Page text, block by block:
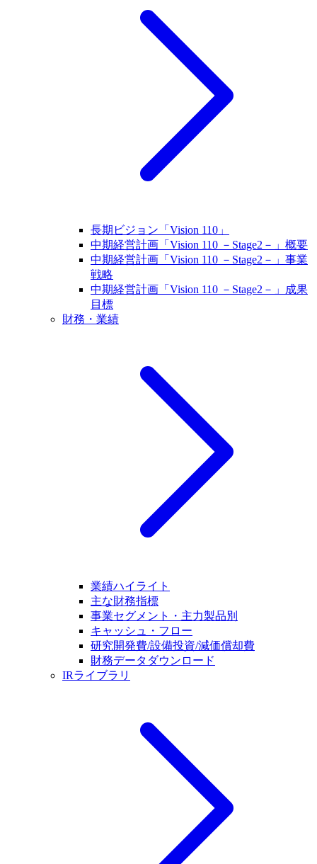
長期ビジョン「Vision 110」
中期経営計画「Vision 110 －Stage2－」概要
中期経営計画「Vision 110 －Stage2－」事業
戦略
中期経営計画「Vision 110 －Stage2－」成果
目標
財務・業績
業績ハイライト
主な財務指標
事業セグメント・主力製品別
キャッシュ・フロー
研究開発費/設備投資/減価償却費
財務データダウンロード
IRライブラリ